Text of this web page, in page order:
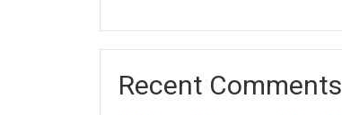
Recent Comments